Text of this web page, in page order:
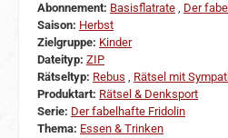
Abonnement: Basisflatrate , Der
Saison: Herbst
Zielgruppe: Kinder
Dateityp: ZIP
Rätseltyp: Rebus , Rätsel mit
Produktart: Rätsel & Denksport
Serie: Der fabelhafte Fridolin
Thema: Essen & Trinken